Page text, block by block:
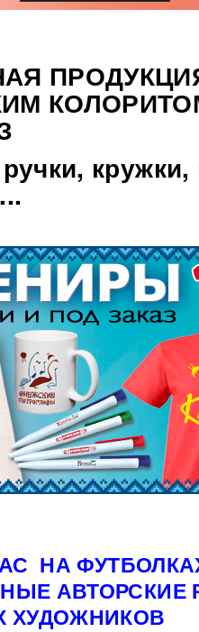
НА
АВТОРСКИЕ
ХУДОЖНИКОВ